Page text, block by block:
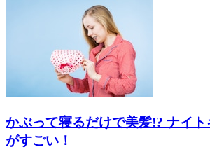
かぶって寝るだけで美髪!? ナイ
がすごい！